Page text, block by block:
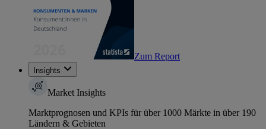
Zum Report
Insights
Market Insights
Marktprognosen und KPIs für über 1000 Märkte in über 190
Ländern & Gebieten